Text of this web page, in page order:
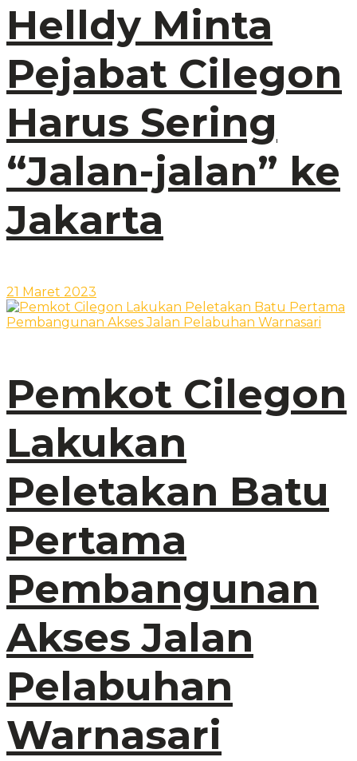
Helldy Minta
Pejabat Cilegon
Harus Sering
“Jalan-jalan” ke
Jakarta
21 Maret 2023
Pemkot Cilegon
Lakukan
Peletakan Batu
Pertama
Pembangunan
Akses Jalan
Pelabuhan
Warnasari